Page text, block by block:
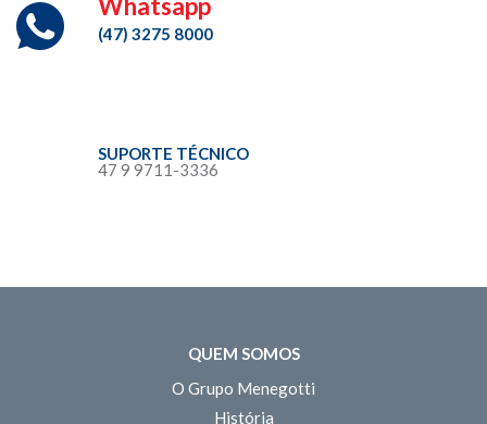
Whatsapp
(47) 3275 8000
SUPORTE TÉCNICO
47 9 9711-3336
QUEM SOMOS
O Grupo Menegotti
História